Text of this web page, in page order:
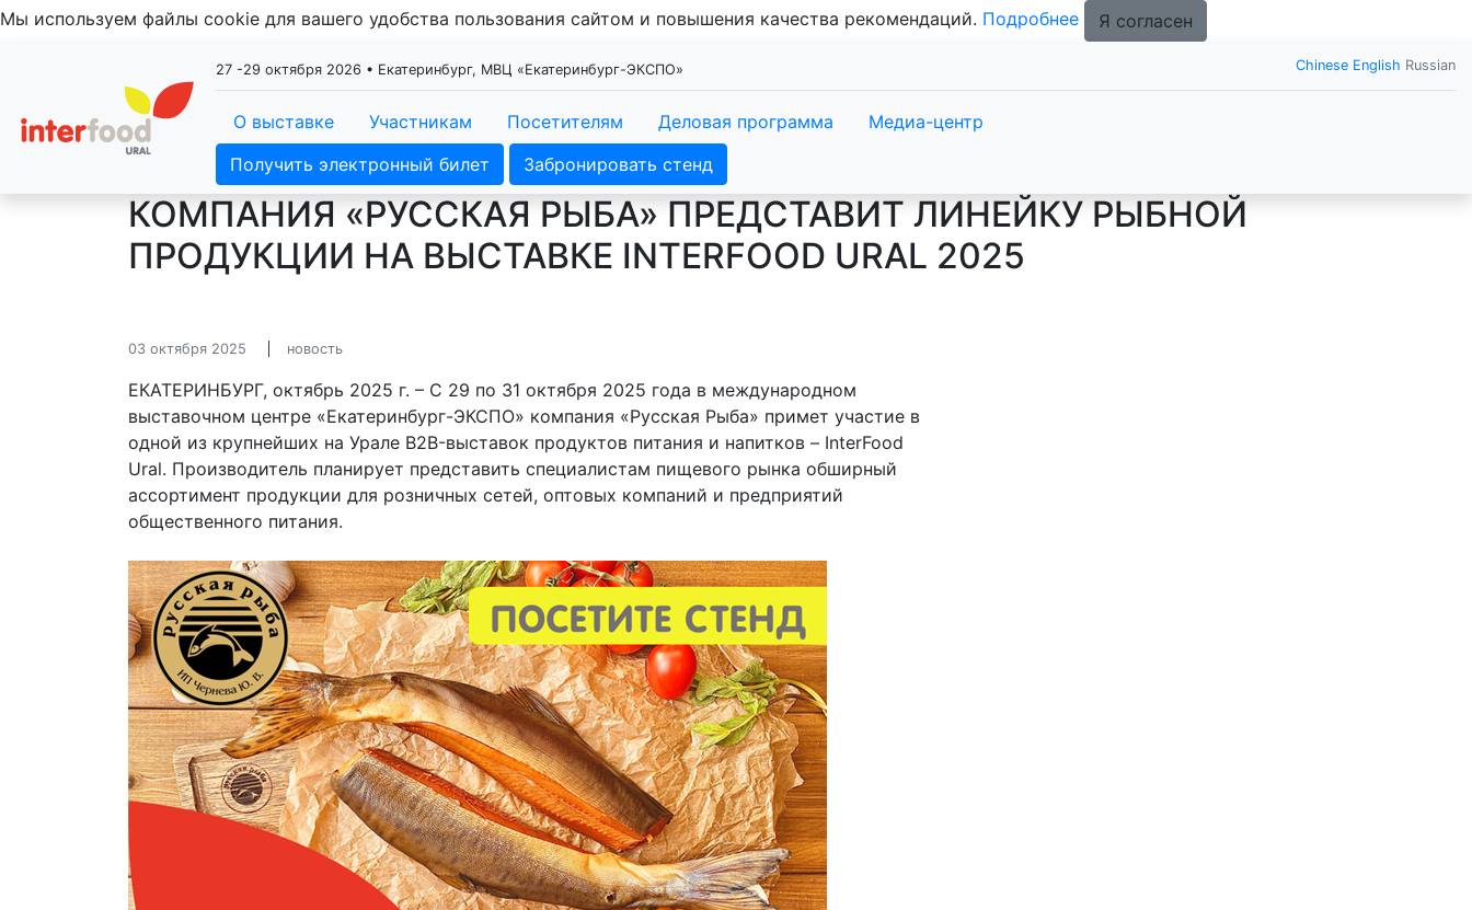
Мы используем файлы cookie для вашего удобства пользования сайтом и повышения качества рекомендаций. Подробнее Я согласен
27 -29 октября 2026 • Екатеринбург, МВЦ «Екатеринбург-ЭКСПО» Chinese English Russian
О выставке Участникам Посетителям Деловая программа
Медиа-центр
Получить электронный билет
Забронировать стенд
КОМПАНИЯ «РУССКАЯ РЫБА» ПРЕДСТАВИТ ЛИНЕЙКУ РЫБНОЙ
ПРОДУКЦИИ НА ВЫСТАВКЕ INTERFOOD URAL 2025
03 октября 2025 новость
ЕКАТЕРИНБУРГ, октябрь 2025 г. – С 29 по 31 октября 2025 года в международном
выставочном центре «Екатеринбург-ЭКСПО» компания «Русская Рыба» примет участие в
одной из крупнейших на Урале B2B-выставок продуктов питания и напитков – InterFood
Ural. Производитель планирует представить специалистам пищевого рынка обширный
ассортимент продукции для розничных сетей, оптовых компаний и предприятий
общественного питания.